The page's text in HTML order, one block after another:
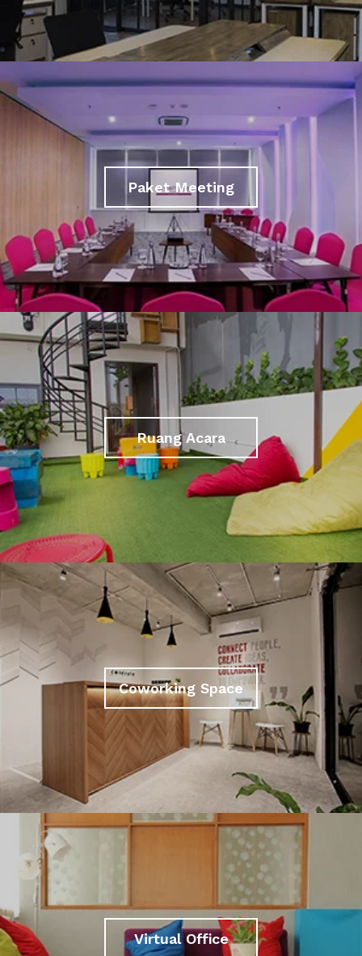
Paket Meeting
Ruang Acara
Coworking Space
Virtual Office